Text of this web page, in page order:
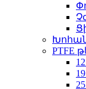
PTFE